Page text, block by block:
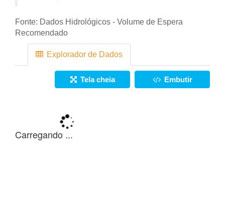
Fonte: Dados Hidrológicos - Volume de Espera
Recomendado
Explorador de Dados
Tela cheia Embutir